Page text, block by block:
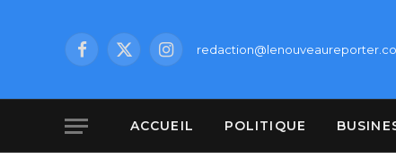
Facebook
X
Instagram
ACCUEIL POLITIQUE